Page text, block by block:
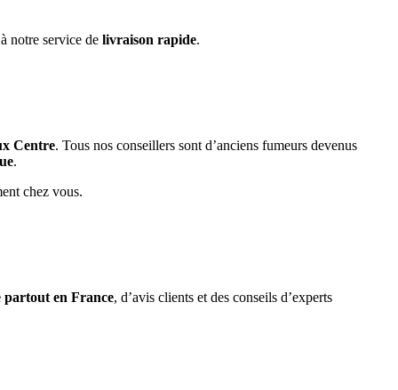
notre service de livraison rapide.
Centre. Tous nos conseillers sont d’anciens fumeurs devenus
.
chez vous.
en France, d’avis clients et des conseils d’experts